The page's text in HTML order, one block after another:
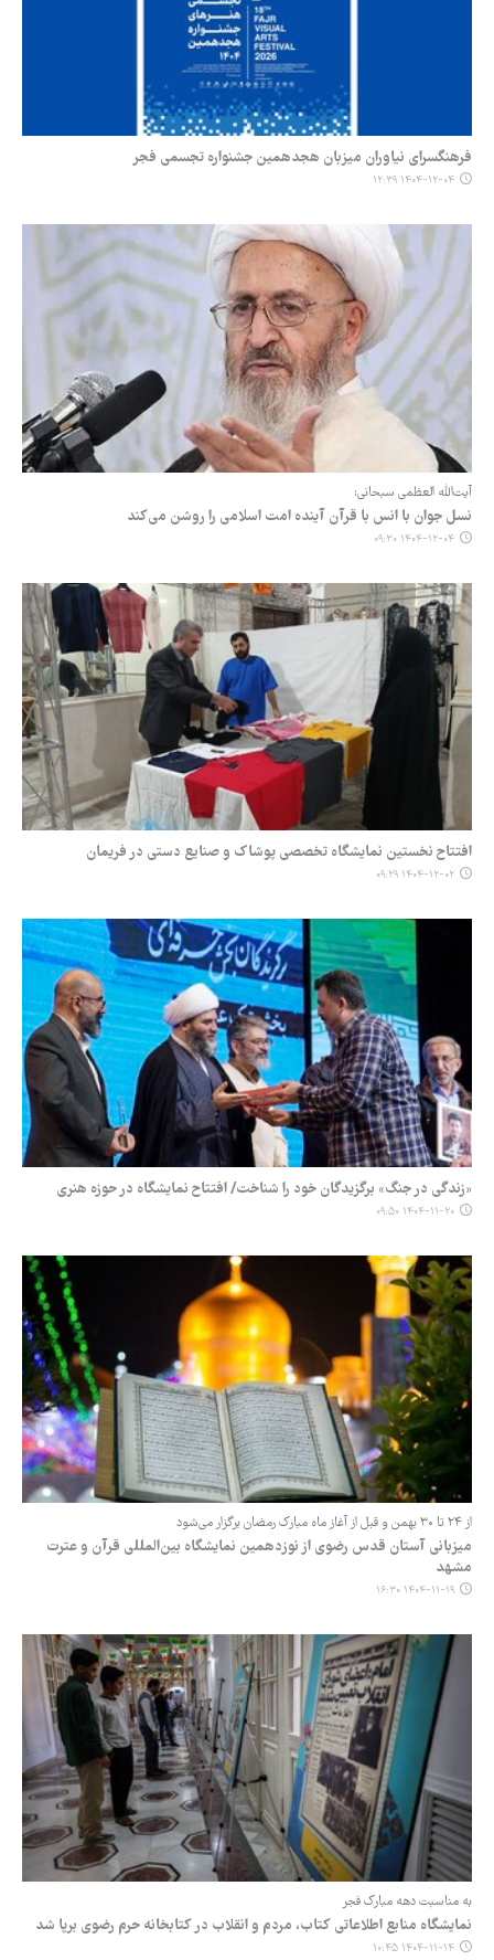
فرهنگسرای نیاوران میزبان هجدهمین جشنواره تجسمی فجر
۱۴۰۴-۱۲-۰۴ ۱۲:۳۹
آیت‌الله العظمی سبحانی:
نسل جوان با انس با قرآن آینده امت اسلامی را روشن می‌کند
۱۴۰۴-۱۲-۰۴ ۰۹:۳۰
افتتاح نخستین نمایشگاه تخصصی پوشاک و صنایع دستی در فریمان
۱۴۰۴-۱۲-۰۲ ۰۹:۲۹
«زندگی در جنگ» برگزیدگان خود را شناخت/ افتتاح نمایشگاه در حوزه هنری
۱۴۰۴-۱۱-۲۰ ۰۹:۵۰
از ۲۴ تا ۳۰ بهمن و قبل از آغاز ماه مبارک رمضان برگزار می‌شود
میزبانی آستان قدس رضوی از نوزدهمین نمایشگاه بین‌المللی قرآن و عترت
مشهد
۱۴۰۴-۱۱-۱۹ ۱۶:۳۰
به مناسبت دهه مبارک فجر
نمایشگاه منابع اطلاعاتی کتاب، مردم و انقلاب در کتابخانه حرم رضوی برپا شد
۱۴۰۴-۱۱-۱۴ ۱۰:۴۵